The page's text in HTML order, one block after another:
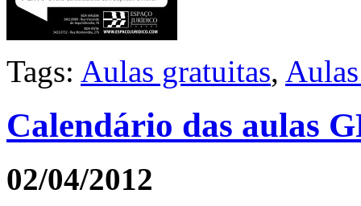
Tags: Aulas gratuitas,
Calendário das aulas
02/04/2012